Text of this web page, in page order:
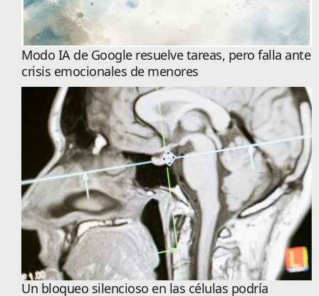
Modo IA de Google resuelve tareas, pero falla ante
crisis emocionales de menores
Un bloqueo silencioso en las células podría